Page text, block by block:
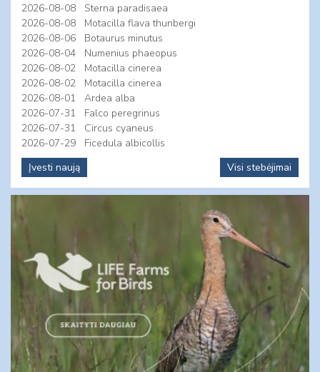
2026-08-08
Sterna paradisaea
2026-08-08
Motacilla flava thunbergi
2026-08-06
Botaurus minutus
2026-08-04
Numenius phaeopus
2026-08-02
Motacilla cinerea
2026-08-02
Motacilla cinerea
2026-08-01
Ardea alba
2026-07-31
Falco peregrinus
2026-07-31
Circus cyaneus
2026-07-29
Ficedula albicollis
Įvesti naują
Visi stebėjimai